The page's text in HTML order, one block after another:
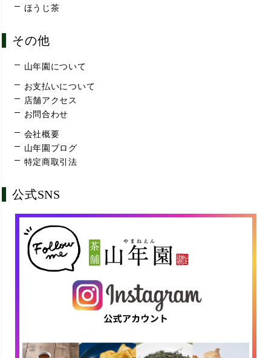
ほうじ茶
その他
山年園について
お支払いについて
店舗アクセス
お問合わせ
会社概要
山年園ブログ
特定商取引法
公式SNS